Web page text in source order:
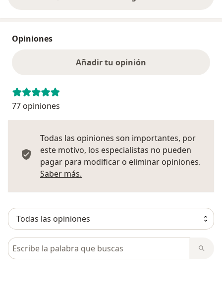
Opiniones
Añadir tu opinión
77 opiniones
Todas las opiniones son importantes, por
este motivo, los especialistas no pueden
pagar para modificar o eliminar opiniones.
Saber más.
Busca en opiniones